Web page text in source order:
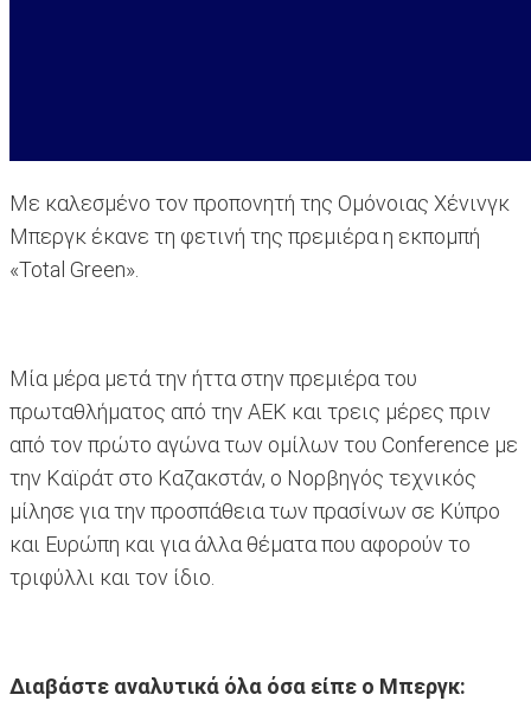
Με καλεσμένο τον προπονητή της Ομόνοιας Χένινγκ
Μπεργκ έκανε τη φετινή της πρεμιέρα η εκπομπή
«Total Green».
Μία μέρα μετά την ήττα στην πρεμιέρα του
πρωταθλήματος από την ΑΕΚ και τρεις μέρες πριν
από τον πρώτο αγώνα των ομίλων του Conference με
την Καϊράτ στο Καζακστάν, ο Νορβηγός τεχνικός
μίλησε για την προσπάθεια των πρασίνων σε Κύπρο
και Ευρώπη και για άλλα θέματα που αφορούν το
τριφύλλι και τον ίδιο.
Διαβάστε αναλυτικά όλα όσα είπε ο Μπεργκ: